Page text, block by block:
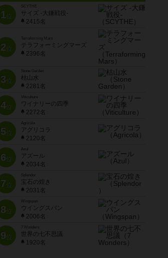
1位
SCYTHE
サイズ -大鎌戦役-
2415名
2位
Terraforming Mars
テラフォーミングマーズ
2396名
3位
Stone Garden
枯山水
2281名
4位
Viticulture
ワイナリーの四季
2272名
5位
Agricola
アグリコラ
2120名
6位
Azul
アズール
2034名
7位
宝石の煌き
2031名
8位
Wingspan
ウイングスパン
2006名
9位
7 Wonders
世界の七不思議
1920名